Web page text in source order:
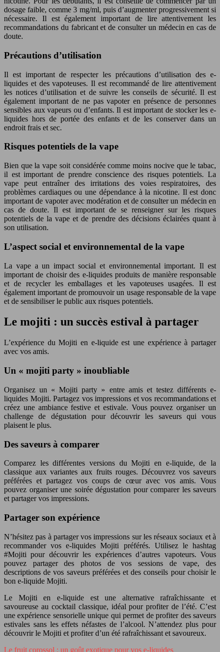
dosage faible, comme 3 mg/ml, puis d’augmenter progressivement si
nécessaire. Il est également important de lire attentivement les
recommandations du fabricant et de consulter un médecin en cas de
doute.
Précautions d’utilisation
Il est important de respecter les précautions d’utilisation des e-
liquides et des vapoteuses. Il est recommandé de lire attentivement
les notices d’utilisation et de suivre les conseils de sécurité. Il est
également important de ne pas vapoter en présence de personnes
sensibles aux vapeurs ou d’enfants. Il est important de stocker les e-
liquides hors de portée des enfants et de les conserver dans un
endroit frais et sec.
Risques potentiels de la vape
Bien que la vape soit considérée comme moins nocive que le tabac,
il est important de prendre conscience des risques potentiels. La
vape peut entraîner des irritations des voies respiratoires, des
problèmes cardiaques ou une dépendance à la nicotine. Il est donc
important de vapoter avec modération et de consulter un médecin en
cas de doute. Il est important de se renseigner sur les risques
potentiels de la vape et de prendre des décisions éclairées quant à
son utilisation.
L’aspect social et environnemental de la vape
La vape a un impact social et environnemental important. Il est
important de choisir des e-liquides produits de manière responsable
et de recycler les emballages et les vapoteuses usagées. Il est
également important de promouvoir un usage responsable de la vape
et de sensibiliser le public aux risques potentiels.
Le mojiti : un succès estival à partager
L’expérience du Mojiti en e-liquide est une expérience à partager
avec vos amis.
Un « mojiti party » inoubliable
Organisez un « Mojiti party » entre amis et testez différents e-
liquides Mojiti. Partagez vos impressions et vos recommandations et
créez une ambiance festive et estivale. Vous pouvez organiser un
challenge de dégustation pour découvrir les saveurs qui vous
plaisent le plus.
Des saveurs à comparer
Comparez les différentes versions du Mojiti en e-liquide, de la
classique aux variantes aux fruits rouges. Découvrez vos saveurs
préférées et partagez vos coups de cœur avec vos amis. Vous
pouvez organiser une soirée dégustation pour comparer les saveurs
et partager vos impressions.
Partager son expérience
N’hésitez pas à partager vos impressions sur les réseaux sociaux et à
recommander vos e-liquides Mojiti préférés. Utilisez le hashtag
#Mojiti pour découvrir les expériences d’autres vapoteurs. Vous
pouvez partager des photos de vos sessions de vape, des
descriptions de vos saveurs préférées et des conseils pour choisir le
bon e-liquide Mojiti.
Le Mojiti en e-liquide est une alternative rafraîchissante et
savoureuse au cocktail classique, idéal pour profiter de l’été. C’est
une expérience sensorielle unique qui permet de profiter des saveurs
estivales sans les effets néfastes de l’alcool. N’attendez plus pour
découvrir le Mojiti et profiter d’un été rafraîchissant et savoureux.
Le fruit corossol : un goût exotique pour vos e-liquides